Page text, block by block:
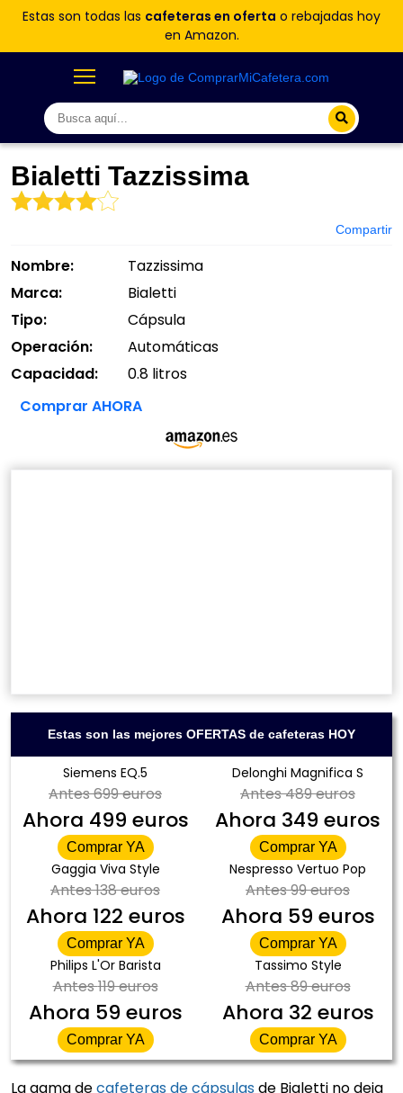
Estas son todas las cafeteras en oferta o rebajadas hoy
en Amazon.
Bialetti Tazzissima
Compartir
Nombre:
Tazzissima
Marca:
Bialetti
Tipo:
Cápsula
Operación:
Automáticas
Capacidad:
0.8 litros
Comprar AHORA
Estas son las mejores OFERTAS de cafeteras HOY
Siemens EQ.5
Antes699 euros
Ahora 499 euros
Comprar YA
Delonghi Magnifica S
Antes489 euros
Ahora 349 euros
Comprar YA
Gaggia Viva Style
Antes138 euros
Ahora 122 euros
Comprar YA
Nespresso Vertuo Pop
Antes99 euros
Ahora 59 euros
Comprar YA
Philips L'Or Barista
Antes119 euros
Ahora 59 euros
Comprar YA
Tassimo Style
Antes89 euros
Ahora 32 euros
Comprar YA
La gama decafeteras de cápsulasde Bialetti no deja